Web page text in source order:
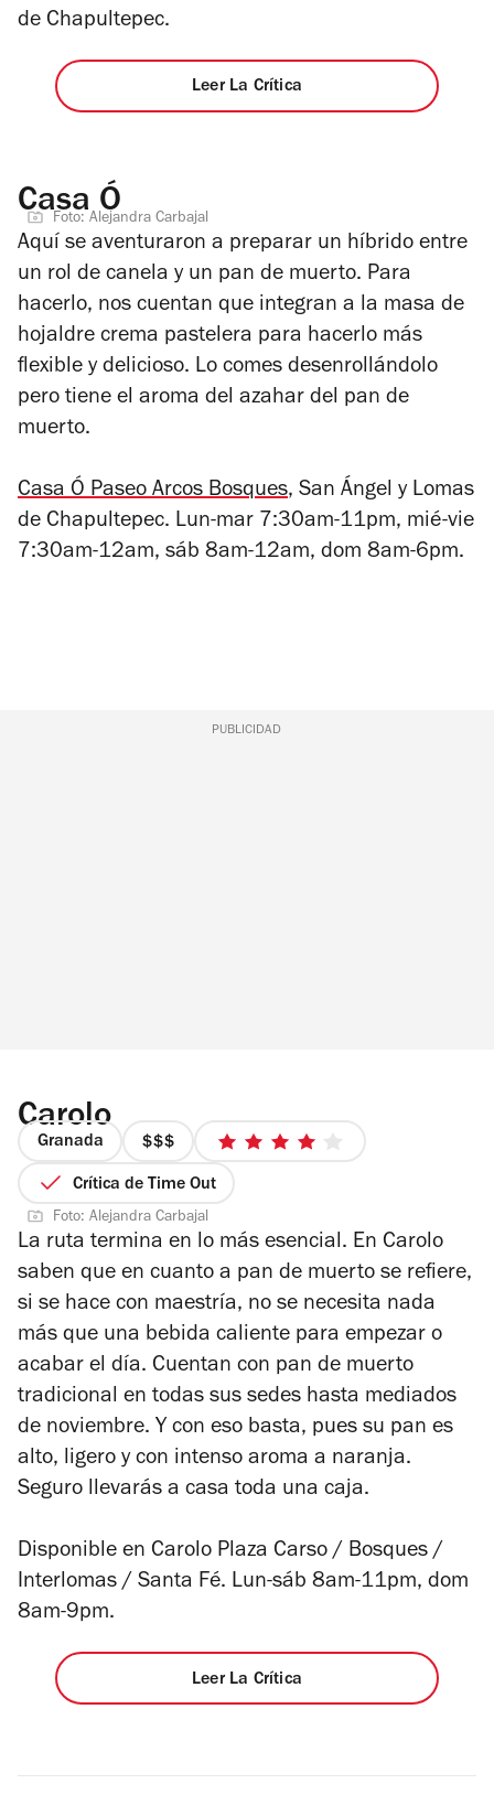
de Chapultepec.
Leer La Crítica
Casa Ó
Foto: Alejandra Carbajal
Aquí se aventuraron a preparar un híbrido entre
un rol de canela y un pan de muerto. Para
hacerlo, nos cuentan que integran a la masa de
hojaldre crema pastelera para hacerlo más
flexible y delicioso. Lo comes desenrollándolo
pero tiene el aroma del azahar del pan de
muerto.
Casa Ó Paseo Arcos Bosques, San Ángel y Lomas
de Chapultepec. Lun-mar 7:30am-11pm, mié-vie
7:30am-12am, sáb 8am-12am, dom 8am-6pm.
PUBLICIDAD
Carolo
Granada
precio
3
de
4
4
estrellas
Crítica de Time Out
Foto: Alejandra Carbajal
La ruta termina en lo más esencial. En Carolo
saben que en cuanto a pan de muerto se refiere,
si se hace con maestría, no se necesita nada
más que una bebida caliente para empezar o
acabar el día. Cuentan con pan de muerto
tradicional en todas sus sedes hasta mediados
de noviembre. Y con eso basta, pues su pan es
alto, ligero y con intenso aroma a naranja.
Seguro llevarás a casa toda una caja.
Disponible en Carolo Plaza Carso / Bosques /
Interlomas / Santa Fé. Lun-sáb 8am-11pm, dom
8am-9pm.
Leer La Crítica